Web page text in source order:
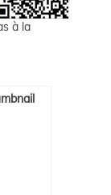
à la